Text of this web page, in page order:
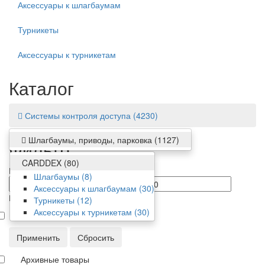
Аксессуары к шлагбаумам
Турникеты
Аксессуары к турникетам
Каталог
Системы контроля доступа (4230)
Шлагбаумы, приводы, парковка (1127)
CARDDEX (80)
Шлагбаумы (8)
Аксессуары к шлагбаумам (30)
Турникеты (12)
Аксессуары к турникетам (30)
Фильтр
Цена
от/до
Производитель
CARDDEX
Применить
Сбросить
Архивные товары